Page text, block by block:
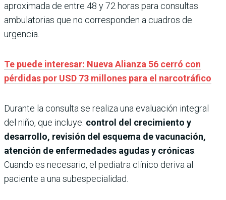
aproximada de entre 48 y 72 horas para consultas
ambulatorias que no corresponden a cuadros de
urgencia.
Te puede interesar: Nueva Alianza 56 cerró con
pérdidas por USD 73 millones para el narcotráfico
Durante la consulta se realiza una evaluación integral
del niño, que incluye: control del crecimiento y
desarrollo, revisión del esquema de vacunación,
atención de enfermedades agudas y crónicas.
Cuando es necesario, el pediatra clínico deriva al
paciente a una subespecialidad.